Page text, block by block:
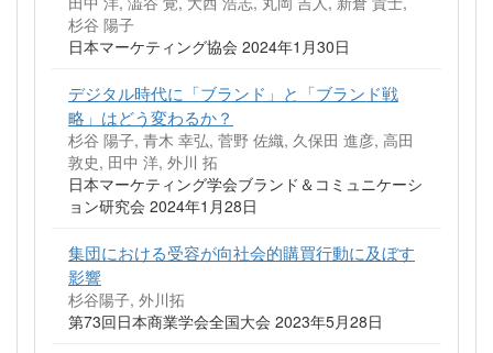
杉谷 陽子
日本マーケティング協会 2024年1月30日
デジタル時代に「ブランド」と「ブランド戦
略」はどう変わるか？
杉谷 陽子, 青木 幸弘, 菅野 佐織, 久保田 進彦, 高田
敦史, 田中 洋, 外川 拓
日本マーケティング学会ブランド＆コミュニケーシ
ョン研究会 2024年1月28日
集団における受容が向社会的購買行動に及ぼす
影響
杉谷陽子, 外川拓
第73回日本商業学会全国大会 2023年5月28日